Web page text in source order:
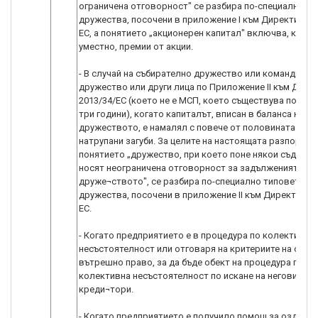
ограничена отговорност" се разбира по-специално
дружества, посочени в приложение I към Директива
ЕС, а понятието „акционерен капитал" включва,
уместно, премии от акции.
- В случай на събирателно дружество или командитно
дружество или други лица по Приложение II към
2013/34/ЕС (което не е МСП, което съществува по-
три години), когато капиталът, вписан в баланса на
дружеството, е намалял с повече от половината
натрупани загуби. За целите на настоящата
понятието „дружество, при което поне някои
носят неограничена отговорност за задълженията на
друже¬ството", се разбира по-специално типовете
дружества, посочени в приложение II към Директива
ЕС.
- Когато предприятието е в процедура по колективна
несъстоятелност или отговаря на критериите на
вътрешно право, за да бъде обект на процедура по
колективна несъстоятелност по искане на неговите
креди¬тори.